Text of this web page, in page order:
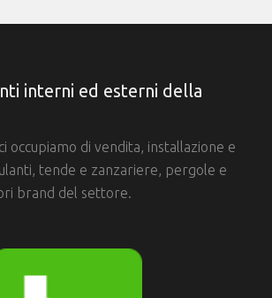
interni ed esterni della
occupiamo di vendita, installazione e
tende e zanzariere, pergole e
brand del settore.